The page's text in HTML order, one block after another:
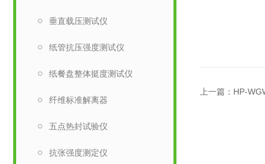
上一篇： HP-
垂直载压测试仪
纸管抗压强度测试仪
纸餐盘整体挺度测试仪
纤维标准解离器
五点热封试验仪
抗张强度测定仪